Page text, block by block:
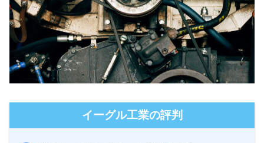
イーグル工業の評判